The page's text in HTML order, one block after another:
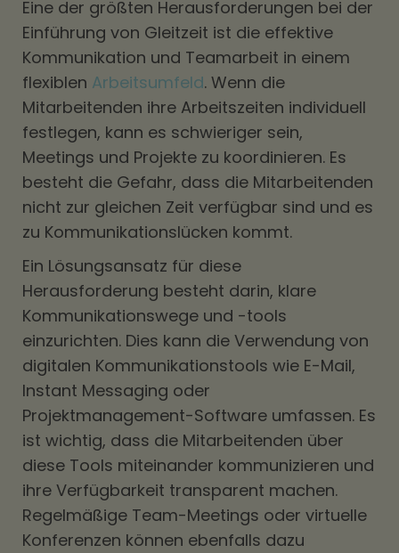
Eine der größten Herausforderungen bei der
Einführung von Gleitzeit ist die effektive
Kommunikation und Teamarbeit in einem
flexiblen Arbeitsumfeld. Wenn die
Mitarbeitenden ihre Arbeitszeiten individuell
festlegen, kann es schwieriger sein,
Meetings und Projekte zu koordinieren. Es
besteht die Gefahr, dass die Mitarbeitenden
nicht zur gleichen Zeit verfügbar sind und es
zu Kommunikationslücken kommt.
Ein Lösungsansatz für diese
Herausforderung besteht darin, klare
Kommunikationswege und -tools
einzurichten. Dies kann die Verwendung von
digitalen Kommunikationstools wie E-Mail,
Instant Messaging oder
Projektmanagement-Software umfassen. Es
ist wichtig, dass die Mitarbeitenden über
diese Tools miteinander kommunizieren und
ihre Verfügbarkeit transparent machen.
Regelmäßige Team-Meetings oder virtuelle
Konferenzen können ebenfalls dazu